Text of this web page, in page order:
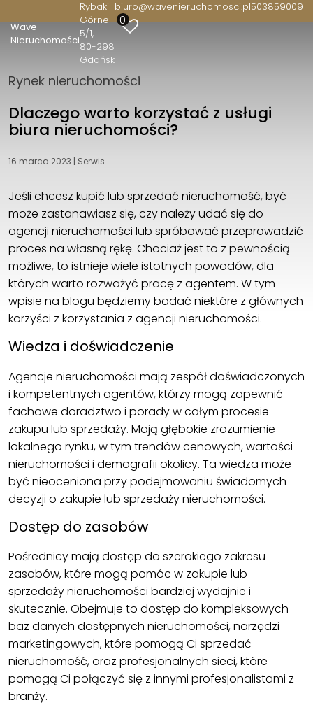
Wave
Nieruchomości
Rybaki
Górne
5/1
80-298
Gdańsk
biuro@wavenieruchomosci.pl503859009
0
Wave Nieruchomości
Rybaki Górne 5/1
80-298 Gdańsk
503859009
biuro@wavenieruchomosci.pl
Rynek nieruchomości
Dlaczego warto korzystać z usługi
biura nieruchomości?
16 marca 2023 | Serwis
Jeśli chcesz kupić lub sprzedać nieruchomość, być
może zastanawiasz się, czy należy udać się do
agencji nieruchomości lub spróbować przeprowadzić
proces na własną rękę. Chociaż jest to z pewnością
możliwe, to istnieje wiele istotnych powodów, dla
których warto rozważyć pracę z agentem. W tym
wpisie na blogu będziemy badać niektóre z głównych
korzyści z korzystania z agencji nieruchomości.
Wiedza i doświadczenie
Agencje nieruchomości mają zespół doświadczonych
i kompetentnych agentów, którzy mogą zapewnić
fachowe doradztwo i porady w całym procesie
zakupu lub sprzedaży. Mają głębokie zrozumienie
lokalnego rynku, w tym trendów cenowych, wartości
nieruchomości i demografii okolicy. Ta wiedza może
być nieoceniona przy podejmowaniu świadomych
decyzji o zakupie lub sprzedaży nieruchomości.
Dostęp do zasobów
Pośrednicy mają dostęp do szerokiego zakresu
zasobów, które mogą pomóc w zakupie lub
sprzedaży nieruchomości bardziej wydajnie i
skutecznie. Obejmuje to dostęp do kompleksowych
baz danych dostępnych nieruchomości, narzędzi
marketingowych, które pomogą Ci sprzedać
nieruchomość, oraz profesjonalnych sieci, które
pomogą Ci połączyć się z innymi profesjonalistami z
branży.